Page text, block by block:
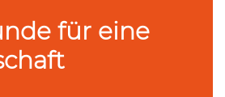
für eine